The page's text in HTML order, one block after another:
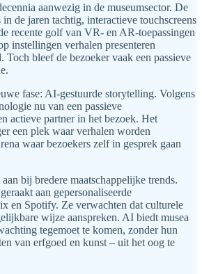
aanwezig in de museumsector. De
de jaren tachtig, interactieve touchscreens
recente golf van VR- en AR-toepassingen
instellingen verhalen presenteren
Toch bleef de bezoeker vaak een passieve
fase: AI-gestuurde storytelling. Volgens
nu van een passieve
actieve partner in het bezoek. Het
een plek waar verhalen worden
waar bezoekers zelf in gesprek gaan
bij bredere maatschappelijke trends.
aan gepersonaliseerde
en Spotify. Ze verwachten dat culturele
wijze aanspreken. AI biedt musea
tegemoet te komen, zonder hun
van erfgoed en kunst – uit het oog te